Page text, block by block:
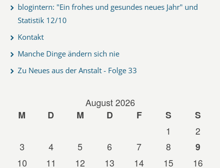
blogintern: "Ein frohes und gesundes neues Jahr" und
Statistik 12/10
Kontakt
Manche Dinge ändern sich nie
Zu Neues aus der Anstalt - Folge 33
August 2026
M
D M D F S
S
1
2
3
4 5 6 7 8
9
10
11 12 13 14 15 16